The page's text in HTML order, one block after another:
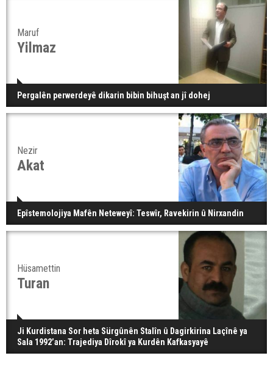
Maruf
Yilmaz
Pergalên perwerdeyê dikarin bibin bihuşt an jî dohej
Nezir
Akat
Epîstemolojiya Mafên Neteweyî: Teswîr, Ravekirin û Nirxandin
Hüsamettin
Turan
Ji Kurdistana Sor heta Sürgûnên Stalîn û Dagirkirina Laçînê ya
Sala 1992’an: Trajediya Dîrokî ya Kurdên Kafkasyayê